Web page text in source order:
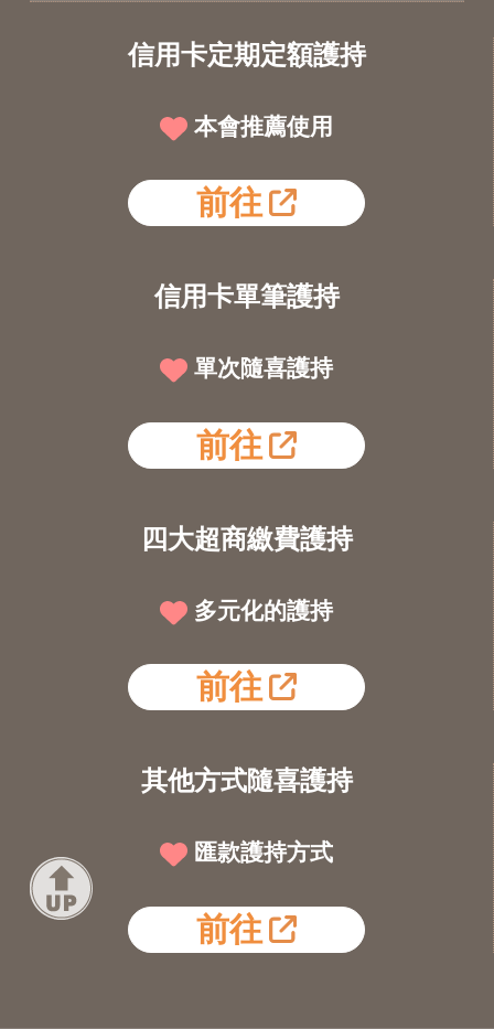
信用卡定期定額護持
本會推薦使用
前往
信用卡單筆護持
單次隨喜護持
前往
四大超商繳費護持
多元化的護持
前往
其他方式隨喜護持
匯款護持方式
前往